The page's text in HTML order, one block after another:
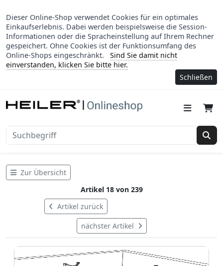
Dieser Online-Shop verwendet Cookies für ein optimales
Einkaufserlebnis. Dabei werden beispielsweise die Session-
Informationen oder die Spracheinstellung auf Ihrem Rechner
gespeichert. Ohne Cookies ist der Funktionsumfang des
Online-Shops eingeschränkt.
Sind Sie damit nicht
einverstanden, klicken Sie bitte hier.
Schließen
Zur Übersicht
Artikel zurück
Artikel 18 von 239
nächster Artikel